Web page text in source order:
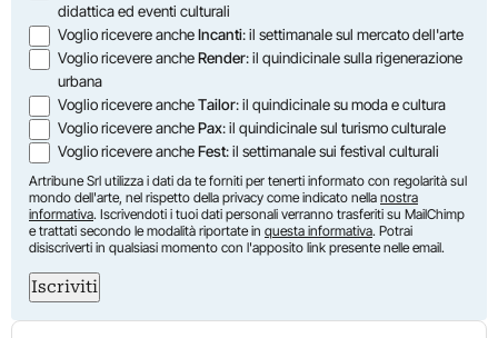
didattica ed eventi culturali
Voglio ricevere ancheIncanti: il settimanale sul mercato dell'arte
Voglio ricevere ancheRender: il quindicinale sulla rigenerazione
urbana
Voglio ricevere ancheTailor: il quindicinale su moda e cultura
Voglio ricevere anchePax: il quindicinale sul turismo culturale
Voglio ricevere ancheFest: il settimanale sui festival culturali
Artribune Srl utilizza i dati da te forniti per tenerti informato con regolarità sul
mondo dell'arte, nel rispetto della privacy come indicato nella nostra
informativa. Iscrivendoti i tuoi dati personali verranno trasferiti su MailChimp
e trattati secondo le modalità riportate in questa informativa. Potrai
disiscriverti in qualsiasi momento con l'apposito link presente nelle email.
Iscriviti